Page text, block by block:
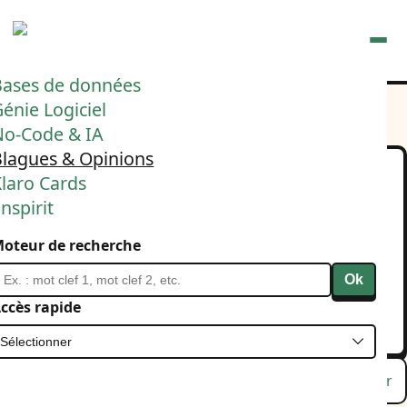
Ouvrir
de données
Logiciel
Code & IA
& Opinions
Cards
de recherche
Ok
rapide
Idée startup 26718 : IA de
coaching financier pour
super riche désargenté
18 septembre 2025
Politique
Entrepreunariat
Masquer